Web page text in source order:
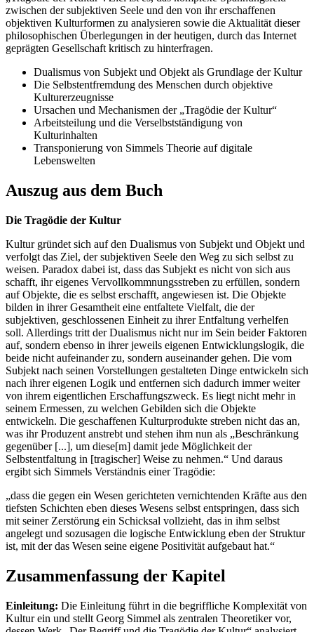
zwischen der subjektiven Seele und den von ihr erschaffenen
objektiven Kulturformen zu analysieren sowie die Aktualität dieser
philosophischen Überlegungen in der heutigen, durch das Internet
geprägten Gesellschaft kritisch zu hinterfragen.
Dualismus von Subjekt und Objekt als Grundlage der Kultur
Die Selbstentfremdung des Menschen durch objektive
Kulturerzeugnisse
Ursachen und Mechanismen der „Tragödie der Kultur“
Arbeitsteilung und die Verselbstständigung von
Kulturinhalten
Transponierung von Simmels Theorie auf digitale
Lebenswelten
Auszug aus dem Buch
Die Tragödie der Kultur
Kultur gründet sich auf den Dualismus von Subjekt und Objekt und
verfolgt das Ziel, der subjektiven Seele den Weg zu sich selbst zu
weisen. Paradox dabei ist, dass das Subjekt es nicht von sich aus
schafft, ihr eigenes Vervollkommnungsstreben zu erfüllen, sondern
auf Objekte, die es selbst erschafft, angewiesen ist. Die Objekte
bilden in ihrer Gesamtheit eine entfaltete Vielfalt, die der
subjektiven, geschlossenen Einheit zu ihrer Entfaltung verhelfen
soll. Allerdings tritt der Dualismus nicht nur im Sein beider Faktoren
auf, sondern ebenso in ihrer jeweils eigenen Entwicklungslogik, die
beide nicht aufeinander zu, sondern auseinander gehen. Die vom
Subjekt nach seinen Vorstellungen gestalteten Dinge entwickeln sich
nach ihrer eigenen Logik und entfernen sich dadurch immer weiter
von ihrem eigentlichen Erschaffungszweck. Es liegt nicht mehr in
seinem Ermessen, zu welchen Gebilden sich die Objekte
entwickeln. Die geschaffenen Kulturprodukte streben nicht das an,
was ihr Produzent anstrebt und stehen ihm nun als „Beschränkung
gegenüber [...], um diese[m] damit jede Möglichkeit der
Selbstentfaltung in [tragischer] Weise zu nehmen.“ Und daraus
ergibt sich Simmels Verständnis einer Tragödie:
„dass die gegen ein Wesen gerichteten vernichtenden Kräfte aus den
tiefsten Schichten eben dieses Wesens selbst entspringen, dass sich
mit seiner Zerstörung ein Schicksal vollzieht, das in ihm selbst
angelegt und sozusagen die logische Entwicklung eben der Struktur
ist, mit der das Wesen seine eigene Positivität aufgebaut hat.“
Zusammenfassung der Kapitel
Einleitung: Die Einleitung führt in die begriffliche Komplexität von
Kultur ein und stellt Georg Simmel als zentralen Theoretiker vor,